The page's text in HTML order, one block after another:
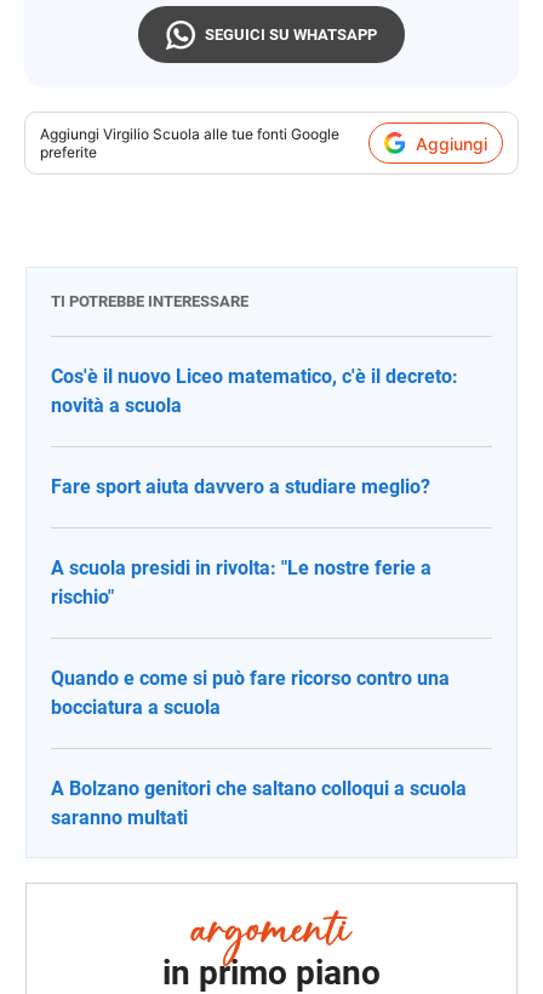
SEGUICI SU WHATSAPP
Aggiungi Virgilio Scuola alle tue fonti Google
preferite
Aggiungi
TI POTREBBE INTERESSARE
Cos'è il nuovo Liceo matematico, c'è il decreto:
novità a scuola
Fare sport aiuta davvero a studiare meglio?
A scuola presidi in rivolta: "Le nostre ferie a
rischio"
Quando e come si può fare ricorso contro una
bocciatura a scuola
A Bolzano genitori che saltano colloqui a scuola
saranno multati
in primo piano